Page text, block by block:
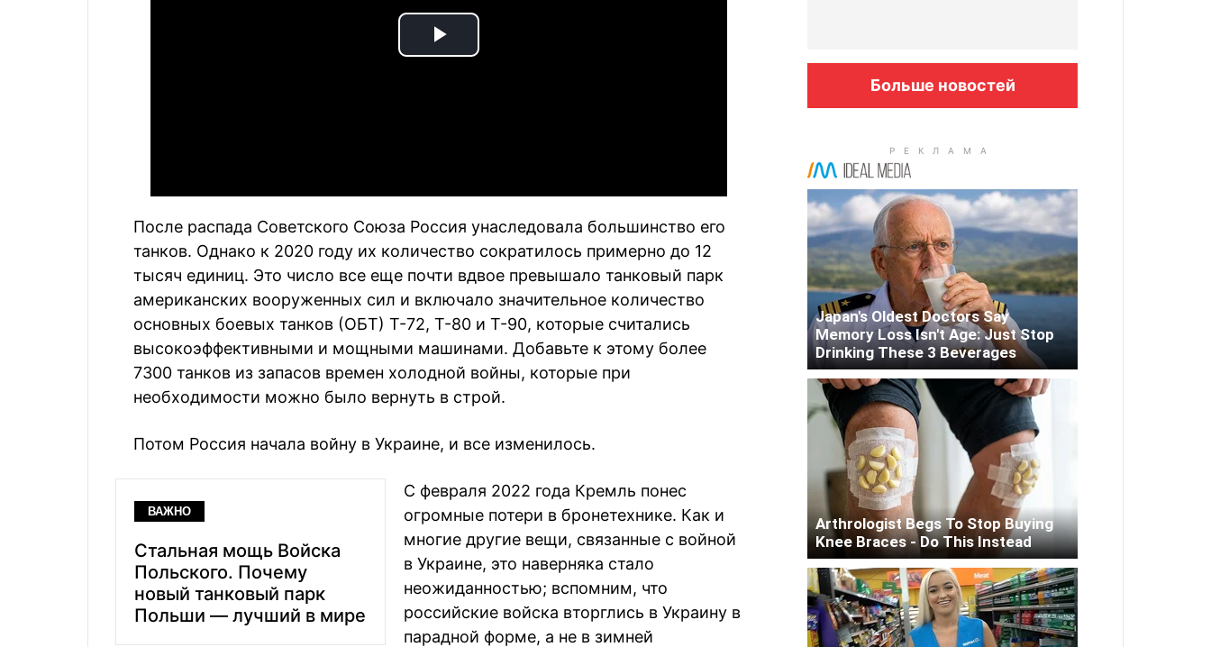
Play
После распада Советского Союза Россия унаследовала большинство его
танков. Однако к 2020 году их количество сократилось примерно до 12
тысяч единиц. Это число все еще почти вдвое превышало танковый парк
американских вооруженных сил и включало значительное количество
основных боевых танков (ОБТ) Т-72, Т-80 и Т-90, которые считались
высокоэффективными и мощными машинами. Добавьте к этому более
7300 танков из запасов времен холодной войны, которые при
необходимости можно было вернуть в строй.
Потом Россия начала войну в Украине, и все изменилось.
ВАЖНО
Стальная мощь Войска
Польского. Почему
новый танковый парк
Польши — лучший в мире
С февраля 2022 года Кремль понес
огромные потери в бронетехнике. Как и
многие другие вещи, связанные с войной
в Украине, это наверняка стало
неожиданностью; вспомним, что
российские войска вторглись в Украину в
парадной форме, а не в зимней
Больше новостей